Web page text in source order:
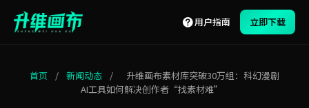
用户指南 立即下载
首页 / 新闻动态 /
升维画布素材库突破30万组：科幻漫剧
AI工具如何解决创作者“找素材难”